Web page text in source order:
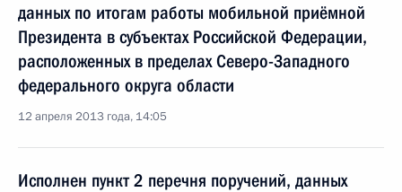
данных по итогам работы мобильной приёмной
Президента в субъектах Российской Федерации,
расположенных в пределах Северо-Западного
федерального округа области
12 апреля 2013 года, 14:05
Исполнен пункт 2 перечня поручений, данных